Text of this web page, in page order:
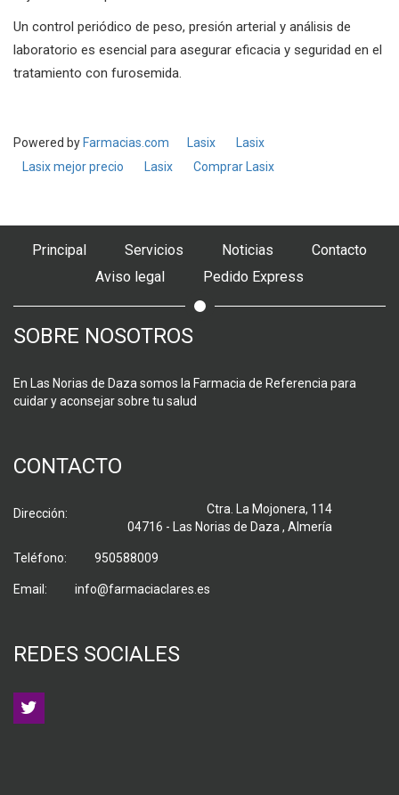
Un control periódico de peso, presión arterial y análisis de
laboratorio es esencial para asegurar eficacia y seguridad en el
tratamiento con furosemida.
Powered by Farmacias.com Lasix
Lasix
Lasix mejor precio
Lasix Comprar Lasix
Principal Servicios Noticias
Contacto
Aviso legal
Pedido Express
SOBRE NOSOTROS
En Las Norias de Daza somos la Farmacia de Referencia para
cuidar y aconsejar sobre tu salud
CONTACTO
Dirección:
Ctra. La Mojonera, 114
04716 - Las Norias de Daza , Almería
Teléfono: 950588009
Email: info@farmaciaclares.es
REDES SOCIALES